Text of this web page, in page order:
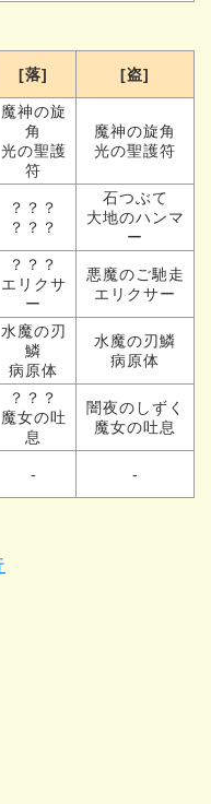
[落] [盗]
魔神の旋
角
光の聖護
符
魔神の旋角
光の聖護符
？？？
？？？
石つぶて
大地のハンマ
ー
？？？
エリクサ
ー
悪魔のご馳走
エリクサー
水魔の刃
鱗
病原体
水魔の刃鱗
病原体
？？？
魔女の吐
息
闇夜のしずく
魔女の吐息
- -